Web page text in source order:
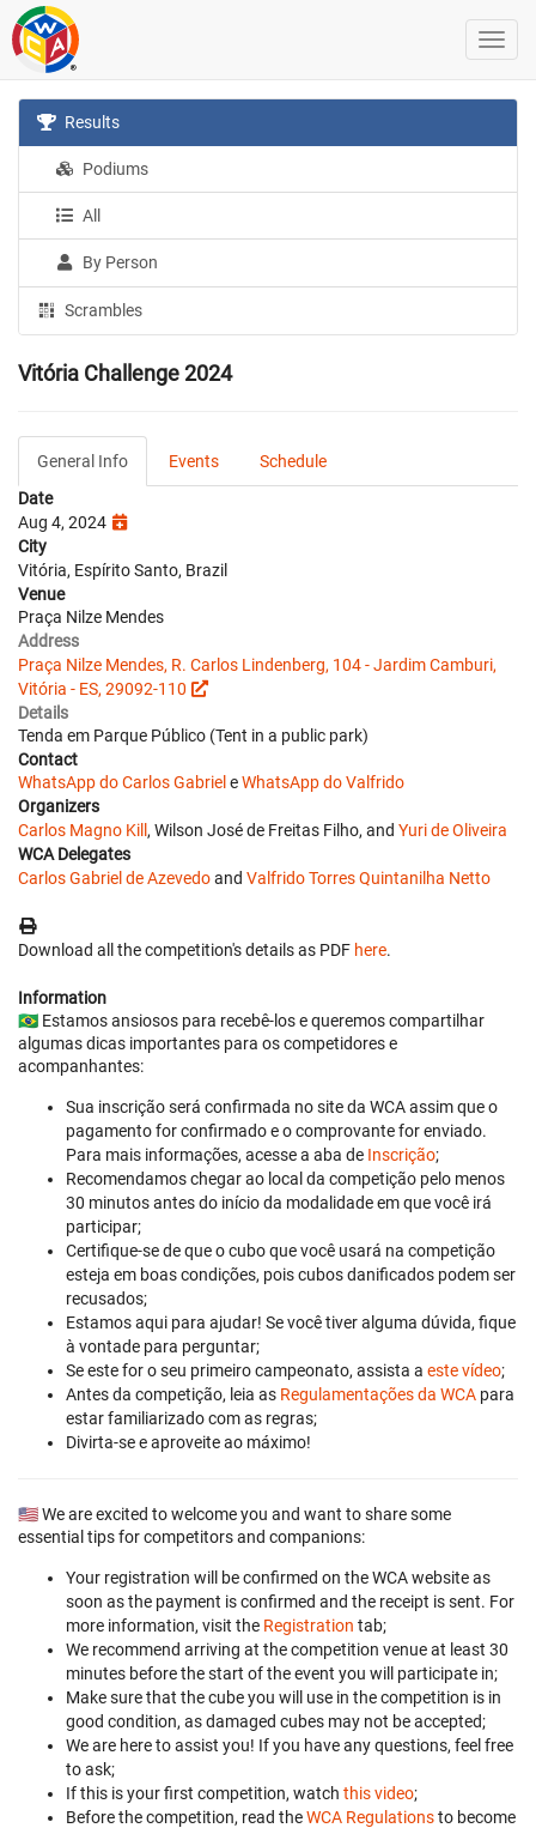
Results
Podiums
All
By Person
Scrambles
Vitória Challenge 2024
General Info Events
Schedule
Date
Aug 4, 2024
City
Vitória, Espírito Santo, Brazil
Venue
Praça Nilze Mendes
Address
Praça Nilze Mendes, R. Carlos Lindenberg, 104 - Jardim Camburi,
Vitória - ES, 29092-110
Details
Tenda em Parque Público (Tent in a public park)
Contact
WhatsApp do Carlos Gabriel eWhatsApp do Valfrido
Organizers
Carlos Magno Kill , Wilson José de Freitas Filho, and Yuri de Oliveira
WCA Delegates
Carlos Gabriel de Azevedoand Valfrido Torres Quintanilha Netto
Download all the competition's details as PDF here.
Information
🇧🇷 Estamos ansiosos para recebê-los e queremos compartilhar
algumas dicas importantes para os competidores e
acompanhantes:
Sua inscrição será confirmada no site da WCA assim que o
pagamento for confirmado e o comprovante for enviado.
Para mais informações, acesse a aba de Inscrição;
Recomendamos chegar ao local da competição pelo menos
30 minutos antes do início da modalidade em que você irá
participar;
Certifique-se de que o cubo que você usará na competição
esteja em boas condições, pois cubos danificados podem ser
recusados;
Estamos aqui para ajudar! Se você tiver alguma dúvida, fique
à vontade para perguntar;
Se este for o seu primeiro campeonato, assista a este vídeo;
Antes da competição, leia as Regulamentações da WCA para
estar familiarizado com as regras;
Divirta-se e aproveite ao máximo!
🇺🇸 We are excited to welcome you and want to share some
essential tips for competitors and companions:
Your registration will be confirmed on the WCA website as
soon as the payment is confirmed and the receipt is sent. For
more information, visit the Registration tab;
We recommend arriving at the competition venue at least 30
minutes before the start of the event you will participate in;
Make sure that the cube you will use in the competition is in
good condition, as damaged cubes may not be accepted;
We are here to assist you! If you have any questions, feel free
to ask;
If this is your first competition, watch this video;
Before the competition, read theWCA Regulationsto become